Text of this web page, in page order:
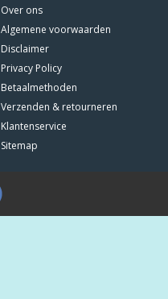
Over ons
Algemene voorwaarden
Disclaimer
Privacy Policy
Betaalmethoden
Verzenden & retourneren
Klantenservice
Sitemap